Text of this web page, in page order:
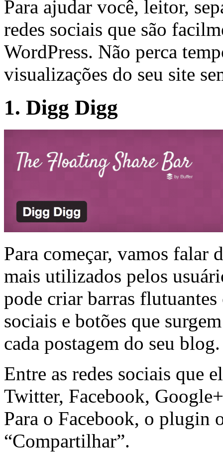
Para ajudar você, leitor,
redes sociais que são
WordPress. Não perca
visualizações do seu site
1. Digg Digg
Para começar, vamos falar
mais utilizados pelos
pode criar barras
sociais e botões que
cada postagem do seu blog.
Entre as redes sociais que
Twitter, Facebook,
Para o Facebook, o plugin
“Compartilhar”.